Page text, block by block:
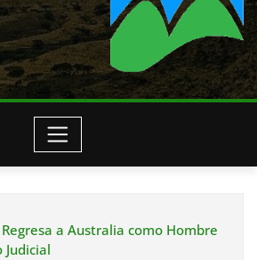
Regresa a Australia como Hombre